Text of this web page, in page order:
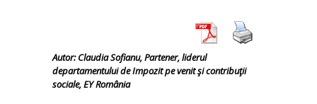
Autor: Claudia Sofianu, Partener, liderul
departamentului de Impozit pe venit şi contribuţii
sociale, EY România